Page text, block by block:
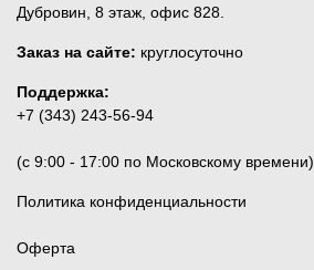
Дубровин, 8 этаж, офис 828.
Заказ на сайте: круглосуточно
Поддержка:
+7 (343) 243-56-94
(c 9:00 - 17:00 по Московскому времени)
Политика конфиденциальности
Оферта